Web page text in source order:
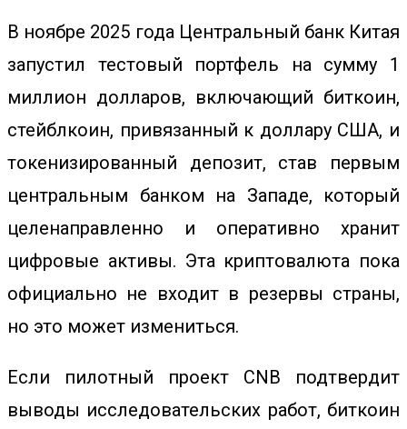
В ноябре 2025 года Центральный банк Китая
запустил тестовый портфель на сумму 1
миллион долларов, включающий биткоин,
стейблкоин, привязанный к доллару США, и
токенизированный депозит, став первым
центральным банком на Западе, который
целенаправленно и оперативно хранит
цифровые активы. Эта криптовалюта пока
официально не входит в резервы страны,
но это может измениться.
Если пилотный проект CNB подтвердит
выводы исследовательских работ, биткоин